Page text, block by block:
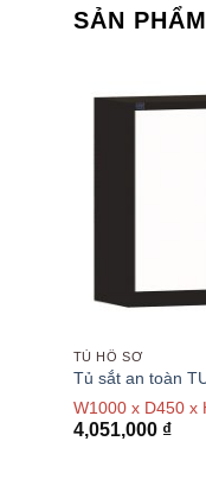
SẢN
TỦ HỒ SƠ
Tủ sắt an toàn
W1000 x D450 x
4,051,000 ₫